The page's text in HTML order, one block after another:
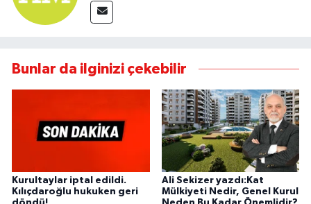
Bunlar da ilginizi çekebilir
Kurultaylar iptal edildi.
Kılıçdaroğlu hukuken geri
Ali Sekizer yazdı:Kat
Mülkiyeti Nedir, Genel Kurul